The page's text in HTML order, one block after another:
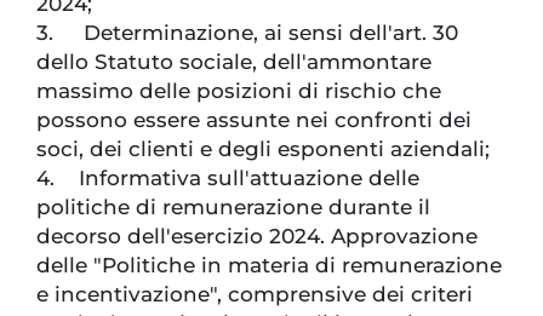
3. Determinazione, ai sensi dell'art. 30
dello Statuto sociale, dell'ammontare
massimo delle posizioni di rischio che
possono essere assunte nei confronti dei
soci, dei clienti e degli esponenti aziendali;
4. Informativa sull'attuazione delle
politiche di remunerazione durante il
decorso dell'esercizio 2024. Approvazione
delle "Politiche in materia di remunerazione
e incentivazione", com­prensive dei criteri